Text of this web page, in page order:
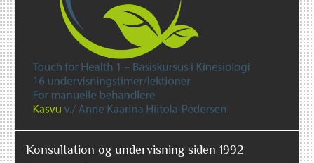
Konsultation og undervisning siden 1992